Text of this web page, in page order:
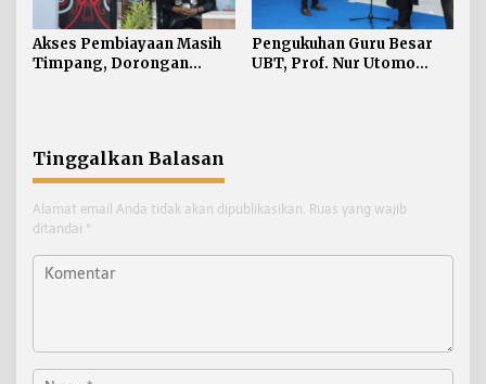
Akses Pembiayaan Masih
Timpang, Dorongan
Pengukuhan Guru Besar
UBT, Prof. Nur Utomo
Tinggalkan Balasan
Alamat email Anda tidak akan dipublikasikan. Ruas yang wajib
ditandai *